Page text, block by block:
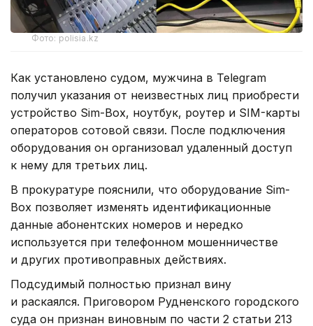
Фото: polisia.kz
Как установлено судом, мужчина в Telegram
получил указания от неизвестных лиц приобрести
устройство Sim-Box, ноутбук, роутер и SIM-карты
операторов сотовой связи. После подключения
оборудования он организовал удаленный доступ
к нему для третьих лиц.
В прокуратуре пояснили, что оборудование Sim-
Box позволяет изменять идентификационные
данные абонентских номеров и нередко
используется при телефонном мошенничестве
и других противоправных действиях.
Подсудимый полностью признал вину
и раскаялся. Приговором Рудненского городского
суда он признан виновным по части 2 статьи 213